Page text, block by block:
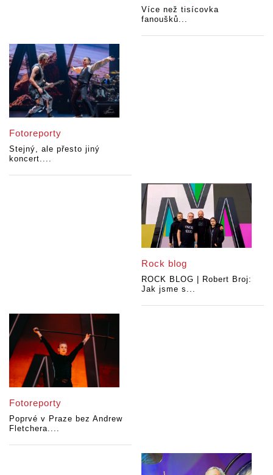
Více než tisícovka
fanoušků...
Fotoreporty
Stejný, ale přesto jiný
koncert....
Rock blog
ROCK BLOG | Robert Broj:
Jak jsme s...
Fotoreporty
Poprvé v Praze bez Andrew
Fletchera....